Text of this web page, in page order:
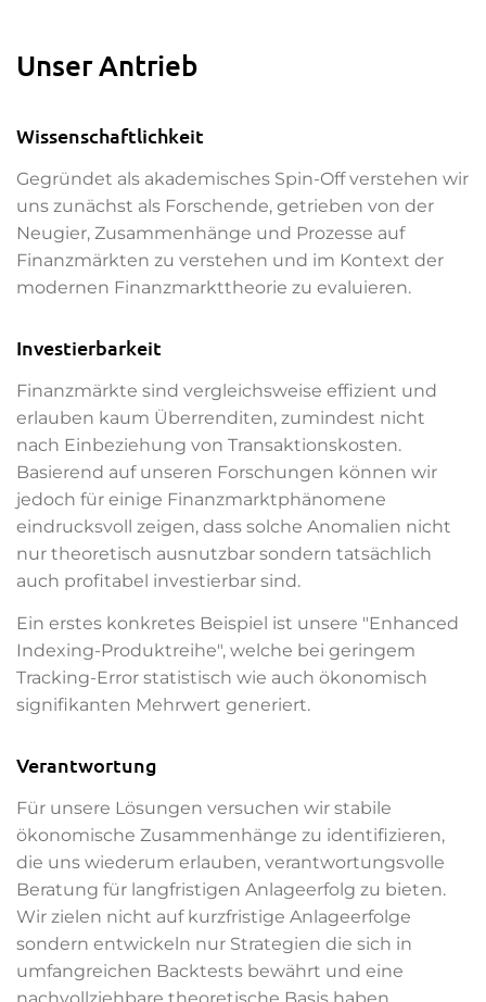
Unser Antrieb
Wissenschaftlichkeit
Gegründet als akademisches Spin-Off verstehen wir
uns zunächst als Forschende, getrieben von der
Neugier, Zusammenhänge und Prozesse auf
Finanzmärkten zu verstehen und im Kontext der
modernen Finanzmarkttheorie zu evaluieren.
Investierbarkeit
Finanzmärkte sind vergleichsweise effizient und
erlauben kaum Überrenditen, zumindest nicht
nach Einbeziehung von Transaktionskosten.
Basierend auf unseren Forschungen können wir
jedoch für einige Finanzmarktphänomene
eindrucksvoll zeigen, dass solche Anomalien nicht
nur theoretisch ausnutzbar sondern tatsächlich
auch profitabel investierbar sind.
Ein erstes konkretes Beispiel ist unsere "Enhanced
Indexing-Produktreihe", welche bei geringem
Tracking-Error statistisch wie auch ökonomisch
signifikanten Mehrwert generiert.
Verantwortung
Für unsere Lösungen versuchen wir stabile
ökonomische Zusammenhänge zu identifizieren,
die uns wiederum erlauben, verantwortungsvolle
Beratung für langfristigen Anlageerfolg zu bieten.
Wir zielen nicht auf kurzfristige Anlageerfolge
sondern entwickeln nur Strategien die sich in
umfangreichen Backtests bewährt und eine